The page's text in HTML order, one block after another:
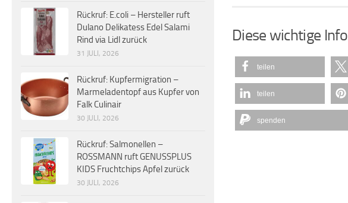
Diese wichtige
teilen
teilen
spenden
Rückruf: E.coli – Hersteller ruft
Dulano Delikatess Edel Salami
Rind via Lidl zurück
31 JULI, 2026
Rückruf: Kupfermigration –
Marmeladentopf aus Kupfer von
Falk Culinair
30 JULI, 2026
Rückruf: Salmonellen –
ROSSMANN ruft GENUSSPLUS
KIDS Fruchtchips Apfel zurück
30 JULI, 2026